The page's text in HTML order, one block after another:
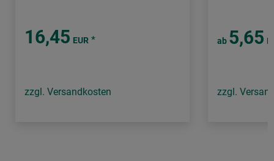
16,45 EUR *
zzgl. Versandkosten
ab 5,65
zzgl.